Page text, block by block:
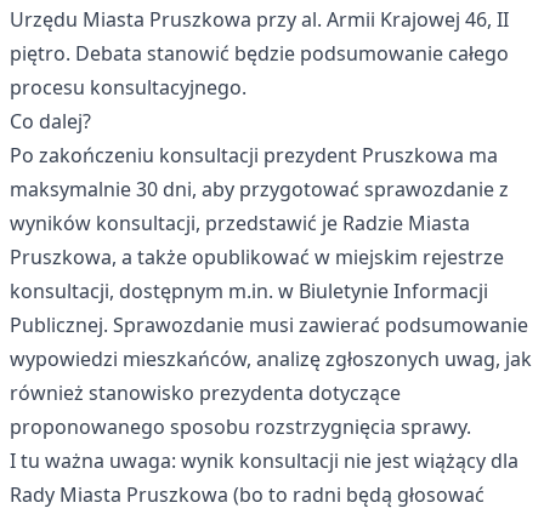
Urzędu Miasta Pruszkowa przy al. Armii Krajowej 46, II
piętro. Debata stanowić będzie podsumowanie całego
procesu konsultacyjnego.
Co dalej?
Po zakończeniu konsultacji prezydent Pruszkowa ma
maksymalnie 30 dni, aby przygotować sprawozdanie z
wyników konsultacji, przedstawić je Radzie Miasta
Pruszkowa, a także opublikować w miejskim rejestrze
konsultacji, dostępnym m.in. w Biuletynie Informacji
Publicznej. Sprawozdanie musi zawierać podsumowanie
wypowiedzi mieszkańców, analizę zgłoszonych uwag, jak
również stanowisko prezydenta dotyczące
proponowanego sposobu rozstrzygnięcia sprawy.
I tu ważna uwaga: wynik konsultacji nie jest wiążący dla
Rady Miasta Pruszkowa (bo to radni będą głosować